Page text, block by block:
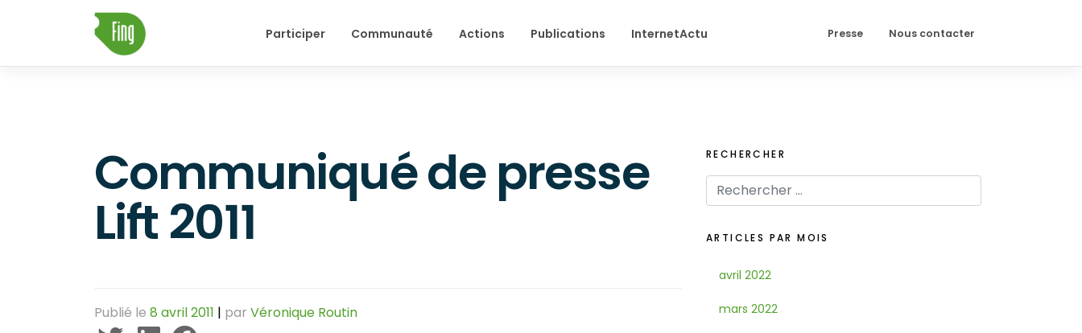
Participer Communauté Actions Publications InternetActu Presse Nous contacter
Communiqué de presse
Lift 2011
Publié le 8 avril 2011 | par Véronique Routin
RECHERCHER
ARTICLES PAR MOIS
avril 2022
mars 2022